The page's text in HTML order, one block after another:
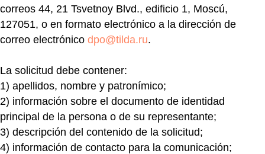
correos 44, 21 Tsvetnoy Blvd., edificio 1, Moscú,
127051, o en formato electrónico a la dirección de
correo electrónico dpo@tilda.ru.
La solicitud debe contener:
1) apellidos, nombre y patronímico;
2) información sobre el documento de identidad
principal de la persona o de su representante;
3) descripción del contenido de la solicitud;
4) información de contacto para la comunicación;